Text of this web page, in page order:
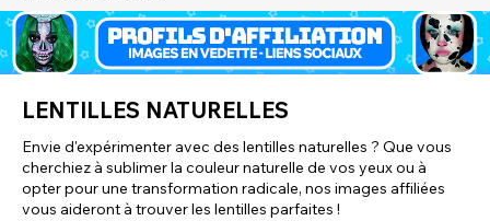
LENTILLES NATURELLES
Envie d'expérimenter avec des lentilles naturelles ? Que vous
cherchiez à sublimer la couleur naturelle de vos yeux ou à
opter pour une transformation radicale, nos images affiliées
vous aideront à trouver les lentilles parfaites !